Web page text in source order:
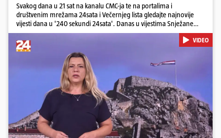
Svakog dana u 21 sat na kanalu CMC-ja te na portalima i
društvenim mrežama 24sata i Večernjeg lista gledajte najnovije
vijesti dana u '240 sekundi 24sata'. Danas u vijestima Snježane
Krnetić: Hrvatska je obilježila 31. obljetnicu Oluje, a pažnju je
privuklo ignoriranje predsjednika Zorana Milanovića i premijera
Andreja Plenkovića u Kninu. Donosimo i detalje o većim
braniteljskim mirovinama, apelu obitelji Hrvata u komi u Irskoj,
upozorenjima nakon nove tragedije na električnom romobilu te
smanjenju proizvodnje u nuklearnoj elektrani Krško.
Pokretanje videa...
VIDEO